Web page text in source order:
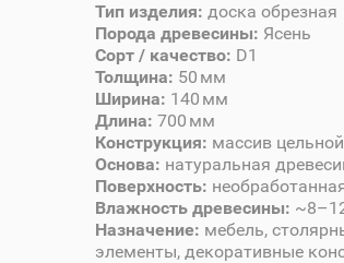
Тип изделия: доска обрезная
Порода древесины: Ясень
Сорт / качество: D1
Толщина: 50 мм
Ширина: 140 мм
Длина: 700 мм
Конструкция: массив
Основа: натуральная
Поверхность:
Влажность древесины:
Назначение: мебель,
элементы, декоративные